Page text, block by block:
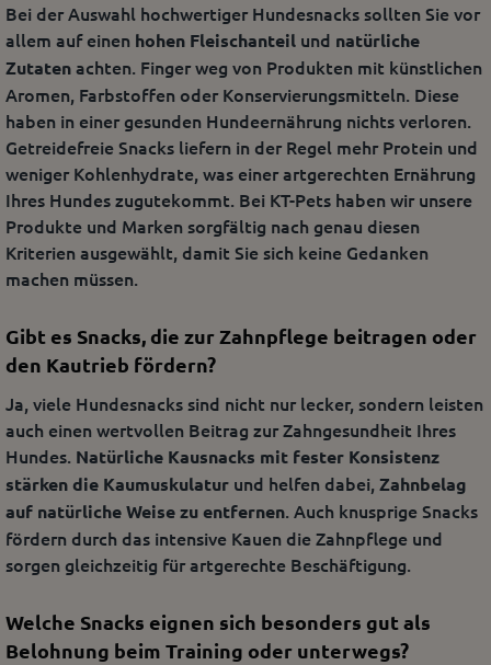
Bei der Auswahl hochwertiger Hundesnacks sollten Sie vor
allem auf einen hohen Fleischanteil und natürliche
Zutatenachten. Finger weg von Produkten mit künstlichen
Aromen, Farbstoffen oder Konservierungsmitteln. Diese
haben in einer gesunden Hundeernährung nichts verloren.
Getreidefreie Snacks liefern in der Regel mehr Protein und
weniger Kohlenhydrate, was einer artgerechten Ernährung
Ihres Hundes zugutekommt. Bei KT-Pets haben wir unsere
Produkte und Marken sorgfältig nach genau diesen
Kriterien ausgewählt, damit Sie sich keine Gedanken
machen müssen.
Gibt es Snacks, die zur Zahnpflege beitragen oder
den Kautrieb fördern?
Ja, viele Hundesnacks sind nicht nur lecker, sondern leisten
auch einen wertvollen Beitrag zur Zahngesundheit Ihres
Hundes. Natürliche Kausnacks mit fester Konsistenz
stärken die Kaumuskulatur und helfen dabei,Zahnbelag
auf natürliche Weise zu entfernen. Auch knusprige Snacks
fördern durch das intensive Kauen die Zahnpflege und
sorgen gleichzeitig für artgerechte Beschäftigung.
Welche Snacks eignen sich besonders gut als
Belohnung beim Training oder unterwegs?